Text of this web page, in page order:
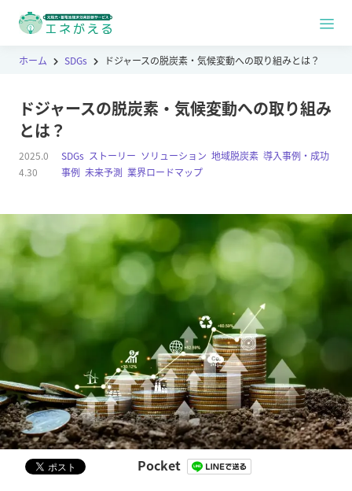
ホーム SDGs ドジャースの脱炭素・気候変動への取り組みとは？
ドジャースの脱炭素・気候変動への取り組み
とは？
SDGs ストーリー ソリューション ,地域脱炭素 ,導入事例・成功
事例 ,未来予測 ,業界ロードマップ
2025.0
4.30
Pocket